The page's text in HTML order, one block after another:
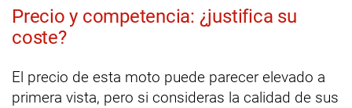
Precio y competencia: ¿justifica su
coste?
El precio de esta moto puede parecer elevado a
primera vista, pero si consideras la calidad de sus